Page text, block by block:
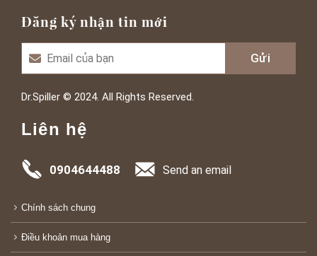
Đăng ký nhận tin mới
Dr.Spiller © 2024. All Rights Reserved.
Liên hệ
0904644488 Send an email
Chính sách chung
Điều khoản mua hàng